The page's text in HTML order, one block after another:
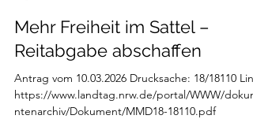
Informationsfreiheit; Abwehr feindlicher Drohnen
zum Schutz
Mehr Freiheit im Sattel –
Reitabgabe abschaffen
Antrag vom 10.03.2026 Drucksache: 18/18110
https://www.landtag.nrw.de/portal/WWW/
ntenarchiv/Dokument/MMD18-18110.pdf